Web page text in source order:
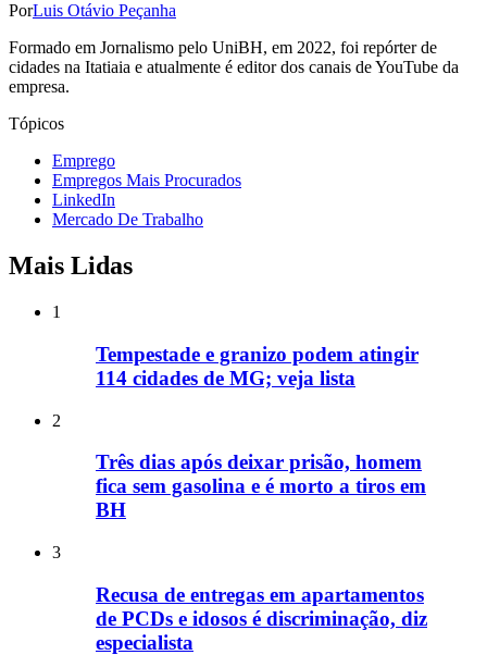
PorLuis Otávio Peçanha
Formado em Jornalismo pelo UniBH, em 2022, foi repórter de
cidades na Itatiaia e atualmente é editor dos canais de YouTube da
empresa.
Tópicos
Emprego
Empregos Mais Procurados
LinkedIn
Mercado De Trabalho
Mais Lidas
1
Tempestade e granizo podem atingir
114 cidades de MG; veja lista
2
Três dias após deixar prisão, homem
fica sem gasolina e é morto a tiros em
BH
3
Recusa de entregas em apartamentos
de PCDs e idosos é discriminação, diz
especialista